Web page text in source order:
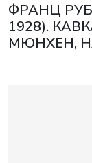
ФРАНЦ
1928).
МЮНХЕН,